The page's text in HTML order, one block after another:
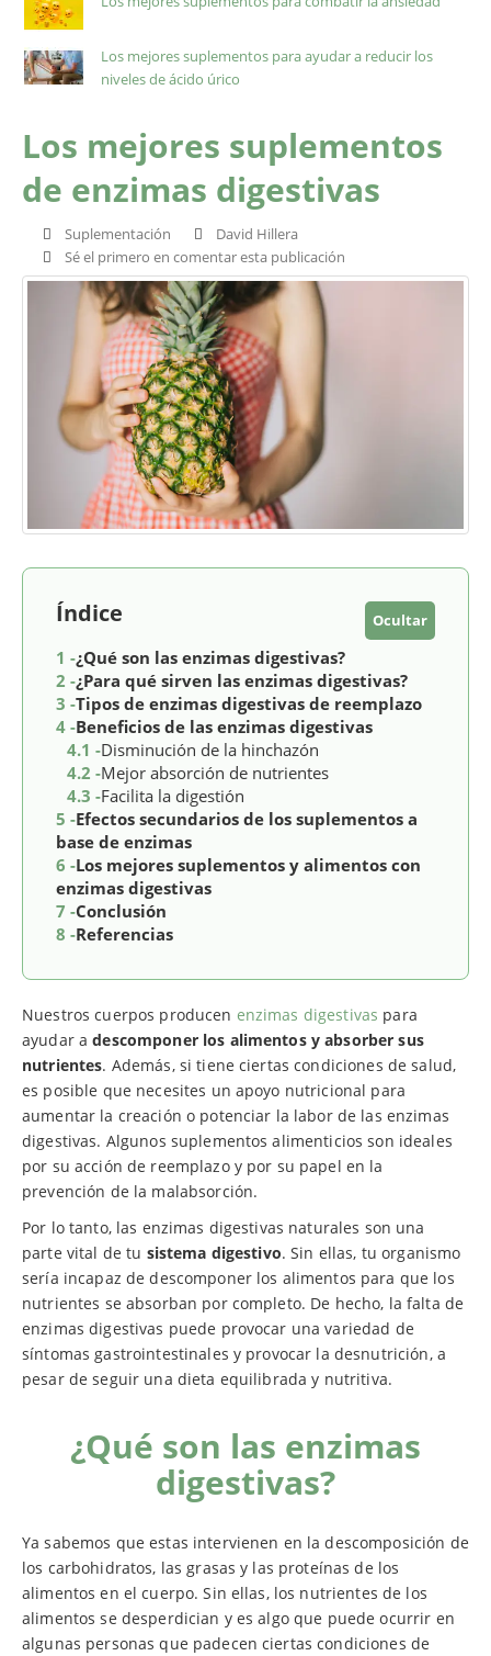
Los mejores suplementos para ayudar a reducir los
niveles de ácido úrico
Los mejores suplementos
de enzimas digestivas
Suplementación
David Hillera
Sé el primero en comentar esta publicación
Índice Ocultar
1 -¿Qué son las enzimas digestivas?
2 -¿Para qué sirven las enzimas digestivas?
3 -Tipos de enzimas digestivas de reemplazo
4 -Beneficios de las enzimas digestivas
4.1 -Disminución de la hinchazón
4.2 -Mejor absorción de nutrientes
4.3 -Facilita la digestión
5 -Efectos secundarios de los suplementos a
base de enzimas
6 -Los mejores suplementos y alimentos con
enzimas digestivas
7 -Conclusión
8 -Referencias
Nuestros cuerpos producen enzimas digestivas para
ayudar adescomponer los alimentos y absorber sus
nutrientes. Además, si tiene ciertas condiciones de salud,
es posible que necesites un apoyo nutricional para
aumentar la creación o potenciar la labor de las enzimas
digestivas. Algunos suplementos alimenticios son ideales
por su acción de reemplazo y por su papel en la
prevención de la malabsorción.
Por lo tanto, las enzimas digestivas naturales son una
parte vital de tu sistema digestivo. Sin ellas, tu organismo
sería incapaz de descomponer los alimentos para que los
nutrientes se absorban por completo. De hecho, la falta de
enzimas digestivas puede provocar una variedad de
síntomas gastrointestinales y provocar la desnutrición, a
pesar de seguir una dieta equilibrada y nutritiva.
¿Qué son las enzimas
digestivas?
Ya sabemos que estas intervienen en la descomposición de
los carbohidratos, las grasas y las proteínas de los
alimentos en el cuerpo. Sin ellas, los nutrientes de los
alimentos se desperdician y es algo que puede ocurrir en
algunas personas que padecen ciertas condiciones de